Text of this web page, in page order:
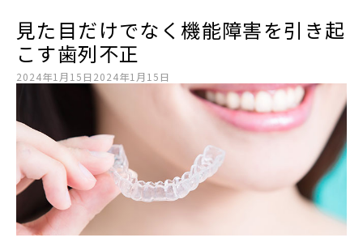
見た目だけでなく機能障害を引き起
こす歯列不正
2024年1月15日 2024年1月15日